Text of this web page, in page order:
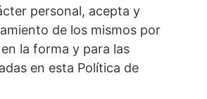
personal, acepta y
de los mismos por
la forma y para las
en esta Política de